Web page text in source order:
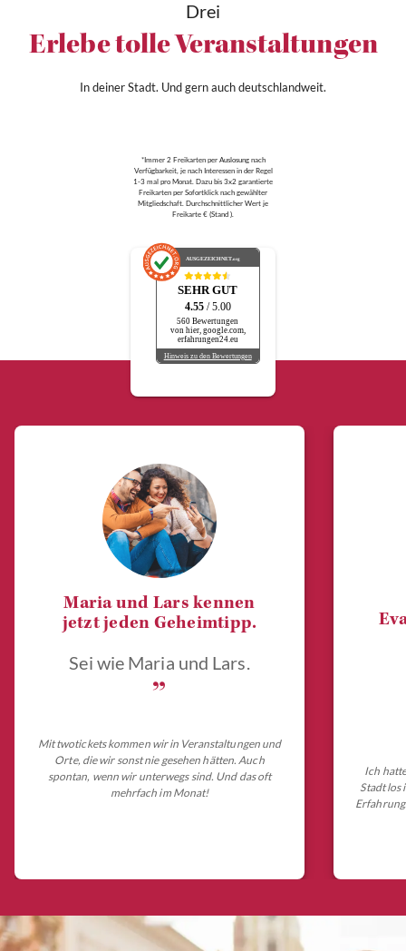
Drei
Erlebe tolle Veranstaltungen
In deiner Stadt. Und gern auch deutschlandweit.
*Immer 2 Freikarten per Auslosung nach
Verfügbarkeit, je nach Interessen in der Regel
1-3 mal pro Monat. Dazu bis 3x2 garantierte
Freikarten per Sofortklick nach gewählter
Mitgliedschaft. Durchschnittlicher Wert je
Freikarte € (Stand ).
AUSGEZEICHNET.org
SEHR GUT
4.55 / 5.00
560 Bewertungen
von hier, google.com,
erfahrungen24.eu
Hinweis zu den Bewertungen
Maria und Lars kennen
jetzt jeden Geheimtipp.
Sei wie Maria und Lars.
„
Mit twotickets kommen wir in Veranstaltungen und
Orte, die wir sonst nie gesehen hätten. Auch
spontan, wenn wir unterwegs sind. Und das oft
mehrfach im Monat!
Ich
Stadt los